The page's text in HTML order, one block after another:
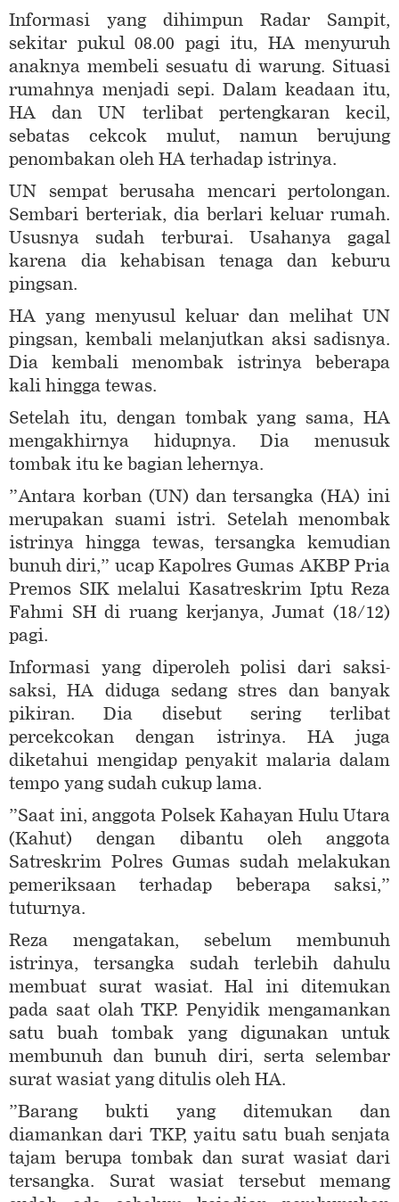
Informasi yang dihimpun Radar Sampit,
sekitar pukul 08.00 pagi itu, HA menyuruh
anaknya membeli sesuatu di warung. Situasi
rumahnya menjadi sepi. Dalam keadaan itu,
HA dan UN terlibat pertengkaran kecil,
sebatas cekcok mulut, namun berujung
penombakan oleh HA terhadap istrinya.
UN sempat berusaha mencari pertolongan.
Sembari berteriak, dia berlari keluar rumah.
Ususnya sudah terburai. Usahanya gagal
karena dia kehabisan tenaga dan keburu
pingsan.
HA yang menyusul keluar dan melihat UN
pingsan, kembali melanjutkan aksi sadisnya.
Dia kembali menombak istrinya beberapa
kali hingga tewas.
Setelah itu, dengan tombak yang sama, HA
mengakhirnya hidupnya. Dia menusuk
tombak itu ke bagian lehernya.
”Antara korban (UN) dan tersangka (HA) ini
merupakan suami istri. Setelah menombak
istrinya hingga tewas, tersangka kemudian
bunuh diri,” ucap Kapolres Gumas AKBP Pria
Premos SIK melalui Kasatreskrim Iptu Reza
Fahmi SH di ruang kerjanya, Jumat (18/12)
pagi.
Informasi yang diperoleh polisi dari saksi-
saksi, HA diduga sedang stres dan banyak
pikiran. Dia disebut sering terlibat
percekcokan dengan istrinya. HA juga
diketahui mengidap penyakit malaria dalam
tempo yang sudah cukup lama.
”Saat ini, anggota Polsek Kahayan Hulu Utara
(Kahut) dengan dibantu oleh anggota
Satreskrim Polres Gumas sudah melakukan
pemeriksaan terhadap beberapa saksi,”
tuturnya.
Reza mengatakan, sebelum membunuh
istrinya, tersangka sudah terlebih dahulu
membuat surat wasiat. Hal ini ditemukan
pada saat olah TKP. Penyidik mengamankan
satu buah tombak yang digunakan untuk
membunuh dan bunuh diri, serta selembar
surat wasiat yang ditulis oleh HA.
”Barang bukti yang ditemukan dan
diamankan dari TKP, yaitu satu buah senjata
tajam berupa tombak dan surat wasiat dari
tersangka. Surat wasiat tersebut memang